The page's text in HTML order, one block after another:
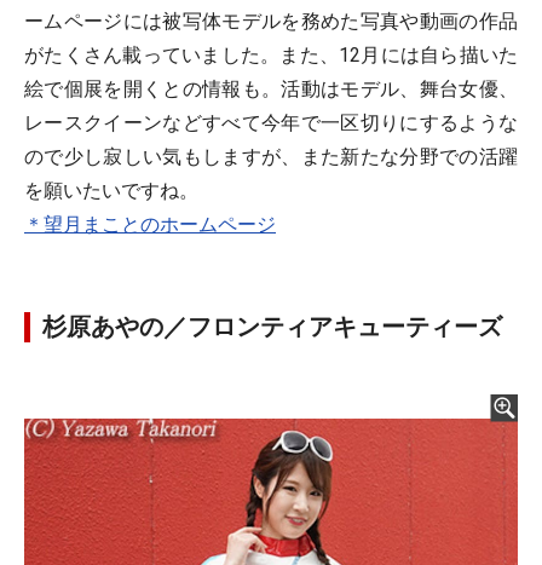
ームページには被写体モデルを務めた写真や動画の作品
がたくさん載っていました。また、12月には自ら描いた
絵で個展を開くとの情報も。活動はモデル、舞台女優、
レースクイーンなどすべて今年で一区切りにするような
ので少し寂しい気もしますが、また新たな分野での活躍
を願いたいですね。
＊望月まことのホームページ
杉原あやの／フロンティアキューティーズ